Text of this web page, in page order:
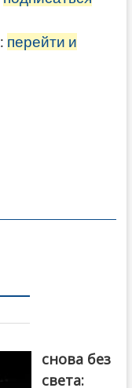
перейти и
снова без
света: